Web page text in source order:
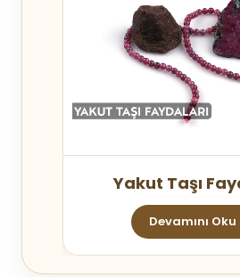
Yakut Taşı